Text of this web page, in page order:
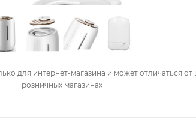
для интернет-магазина и может отличаться от
розничных магазинах